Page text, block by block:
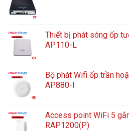
Thiết bị phát sóng ốp
AP110-L
Bộ phát Wifi ốp trần
AP880-I
Access point WiFi 5
RAP1200(P)